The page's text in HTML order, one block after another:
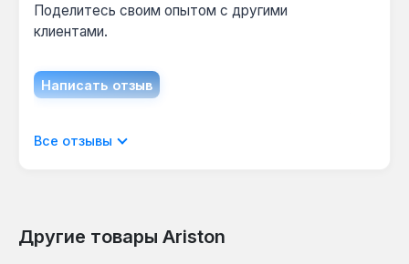
Поделитесь своим опытом с другими
клиентами.
Написать отзыв
Отображать отзывы только на текущем
Все отзывы
Другие товары Ariston